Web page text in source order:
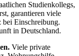
Studienkollegs,
garantieren viele
Einschreibung.
in Deutschland.
Viele private